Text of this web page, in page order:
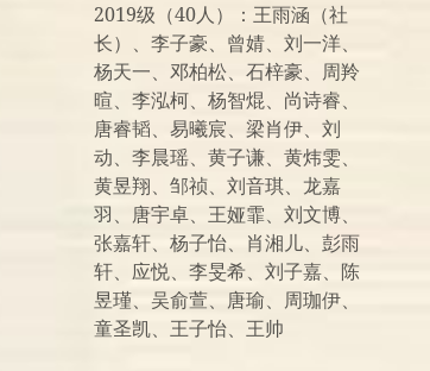
2019级（40人）：王雨涵（社
长）、李子豪、曾婧、刘一洋、
杨天一、邓柏松、石梓豪、周羚
暄、李泓柯、杨智焜、尚诗睿、
唐睿韬、易曦宸、梁肖伊、刘
动、李晨瑶、黄子谦、黄炜雯、
黄昱翔、邹祯、刘音琪、龙嘉
羽、唐宇卓、王娅霏、刘文博、
张嘉轩、杨子怡、肖湘儿、彭雨
轩、应悦、李旻希、刘子嘉、陈
昱瑾、吴俞萱、唐瑜、周珈伊、
童圣凯、王子怡、王帅